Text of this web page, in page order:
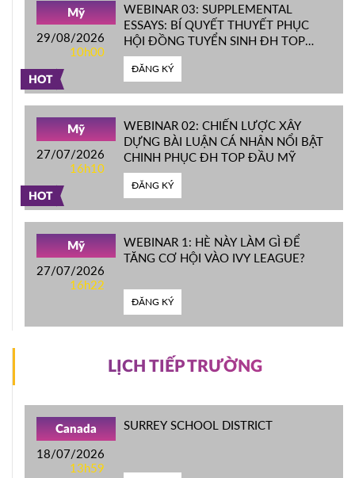
HOT
Mỹ
29/08/2026
10h00
WEBINAR 03: SUPPLEMENTAL
ESSAYS: BÍ QUYẾT THUYẾT PHỤC
HỘI ĐỒNG TUYỂN SINH ĐH TOP
ĐẦU MỸ
ĐĂNG KÝ
HOT
Mỹ
27/07/2026
16h10
WEBINAR 02: CHIẾN LƯỢC XÂY
DỰNG BÀI LUẬN CÁ NHÂN NỔI BẬT
CHINH PHỤC ĐH TOP ĐẦU MỸ
ĐĂNG KÝ
Mỹ
27/07/2026
16h22
WEBINAR 1: HÈ NÀY LÀM GÌ ĐỂ
TĂNG CƠ HỘI VÀO IVY LEAGUE?
ĐĂNG KÝ
LỊCH TIẾP TRƯỜNG
Canada
18/07/2026
13h59
SURREY SCHOOL DISTRICT